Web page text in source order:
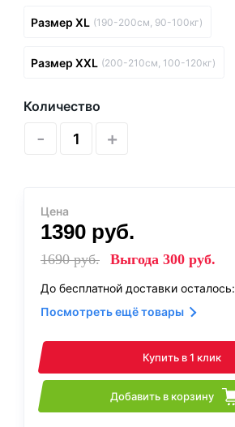
Размер XL (190-200см, 90-100кг)
Размер XXL (200-210см, 100-120кг)
Количество
- +
Цена
1390 руб.
1690руб. Выгода 300 руб.
До бесплатной доставки осталось:
Посмотреть ещё товары
Купить в 1 клик
Добавить в корзину